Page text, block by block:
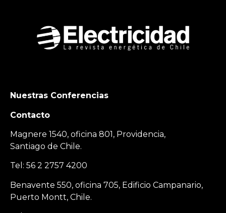
Nuestras Conferencias
Contacto
Magnere 1540, oficina 801, Providencia,
Santiago de Chile.
Tel: 56 2 2757 4200
Benavente 550, oficina 705, Edificio Campanario,
Puerto Montt, Chile.